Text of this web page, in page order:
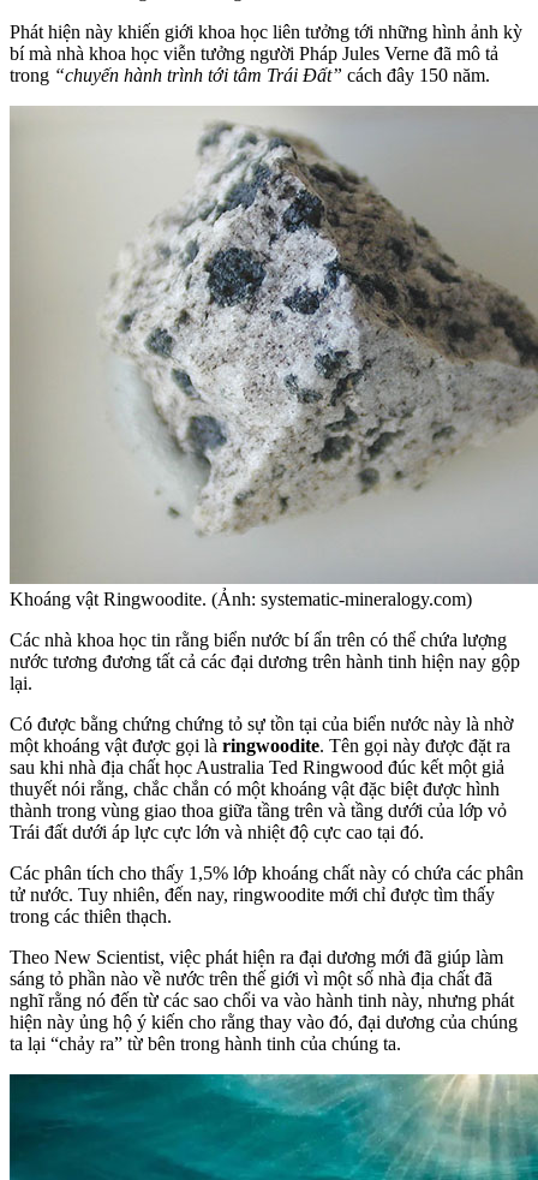
Phát hiện này khiến giới khoa học liên tưởng tới những hình ảnh kỳ
bí mà nhà khoa học viễn tưởng người Pháp Jules Verne đã mô tả
trong “chuyến hành trình tới tâm Trái Đất” cách đây 150 năm.
Khoáng vật Ringwoodite. (Ảnh: systematic-mineralogy.com)
Các nhà khoa học tin rằng biển nước bí ẩn trên có thể chứa lượng
nước tương đương tất cả các đại dương trên hành tinh hiện nay gộp
lại.
Có được bằng chứng chứng tỏ sự tồn tại của biển nước này là nhờ
một khoáng vật được gọi là ringwoodite. Tên gọi này được đặt ra
sau khi nhà địa chất học Australia Ted Ringwood đúc kết một giả
thuyết nói rằng, chắc chắn có một khoáng vật đặc biệt được hình
thành trong vùng giao thoa giữa tầng trên và tầng dưới của lớp vỏ
Trái đất dưới áp lực cực lớn và nhiệt độ cực cao tại đó.
Các phân tích cho thấy 1,5% lớp khoáng chất này có chứa các phân
tử nước. Tuy nhiên, đến nay, ringwoodite mới chỉ được tìm thấy
trong các thiên thạch.
Theo New Scientist, việc phát hiện ra đại dương mới đã giúp làm
sáng tỏ phần nào về nước trên thế giới vì một số nhà địa chất đã
nghĩ rằng nó đến từ các sao chổi va vào hành tinh này, nhưng phát
hiện này ủng hộ ý kiến ​​cho rằng thay vào đó, đại dương của chúng
ta lại “chảy ra” từ bên trong hành tinh của chúng ta.